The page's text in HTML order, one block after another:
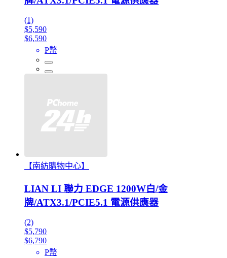
(1)
$5,590
$6,590
P幣
【南紡購物中心】
LIAN LI 聯力 EDGE 1200W白/金
牌/ATX3.1/PCIE5.1 電源供應器
(2)
$5,790
$6,790
P幣